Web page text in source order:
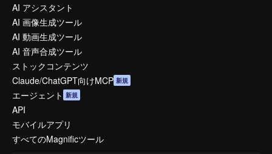
AI アシスタント
AI 画像生成ツール
AI 動画生成ツール
AI 音声合成ツール
ストックコンテンツ
Claude/ChatGPT向けMCP 新規
エージェント 新規
API
モバイルアプリ
すべてのMagnificツール